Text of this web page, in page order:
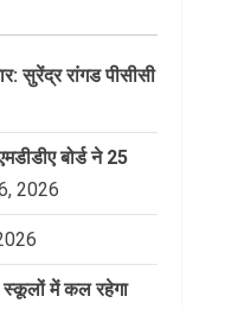
सुरेंद्र रांगड पीसीसी
बोर्ड ने 25
2026
स्कूलों में कल रहेगा